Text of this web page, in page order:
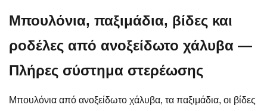
Μπουλόνια, παξιμάδια, βίδες και
ροδέλες από ανοξείδωτο χάλυβα —
Πλήρες σύστημα στερέωσης
Μπουλόνια από ανοξείδωτο χάλυβα, τα παξιμάδια, οι βίδες